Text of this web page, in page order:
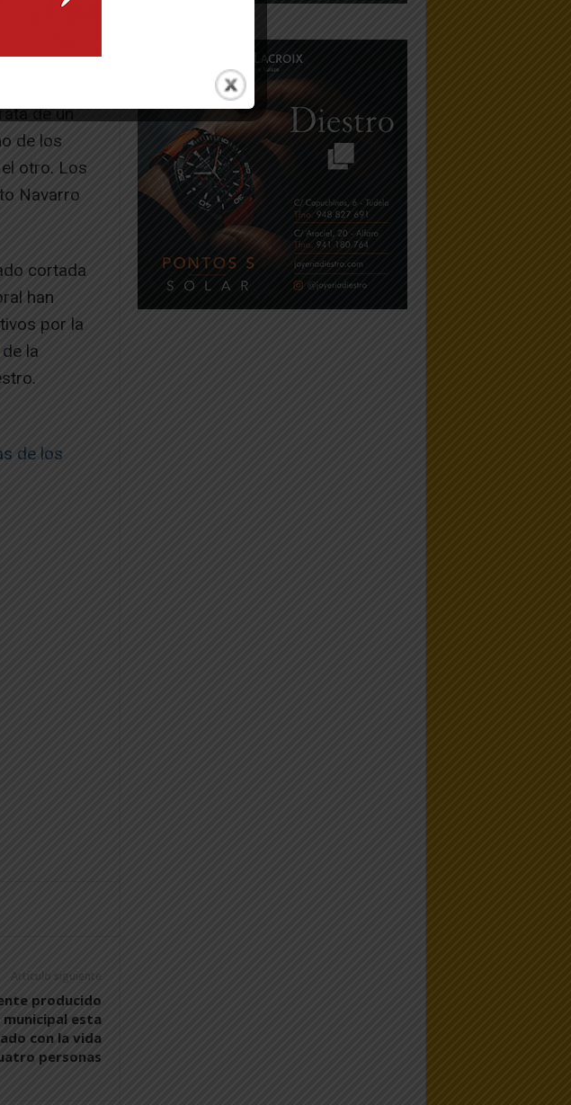
N-113,
de las
de un
de los
otro. Los
Navarro
cortada
han
por la
de la
de los
Artículo siguiente
producido
esta
con la vida
personas